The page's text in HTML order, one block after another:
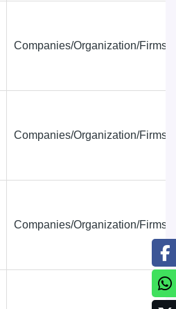
Companies/Organization/Firms
Companies/Organization/Firms
Companies/Organization/Firms